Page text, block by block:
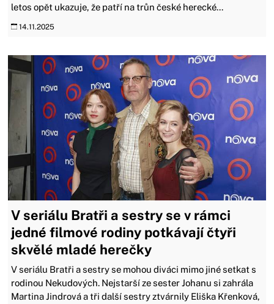
letos opět ukazuje, že patří na trůn české herecké...
14.11.2025
V seriálu Bratři a sestry se v rámci
jedné filmové rodiny potkávají čtyři
skvělé mladé herečky
V seriálu Bratři a sestry se mohou diváci mimo jiné setkat s
rodinou Nekudových. Nejstarší ze sester Johanu si zahrála
Martina Jindrová a tři další sestry ztvárnily Eliška Křenková,